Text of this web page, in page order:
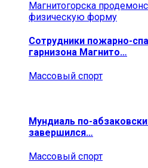
Сотрудники пожарно-
гарнизона Магнито…
Массовый спорт
Мундиаль по-
завершился…
Массовый спорт